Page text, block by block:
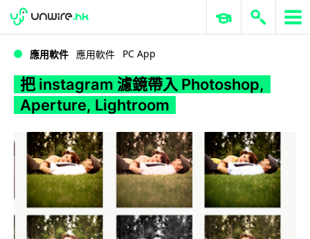
WWDC 2026 ERP 與商業 AI
應用軟件 應用軟件 PC App
把 instagram 濾鏡帶入 Photoshop,
Aperture, Lightroom